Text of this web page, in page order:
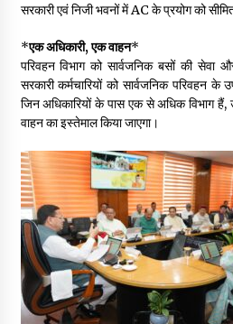
सरकारी एवं निजी भवनों में AC के प्रयोग को
*एक अधिकारी, एक वाहन*
परिवहन विभाग को सार्वजनिक बसों की सेवा
सरकारी कर्मचारियों को सार्वजनिक परिवहन के
जिन अधिकारियों के पास एक से अधिक विभाग
वाहन का इस्तेमाल किया जाएगा।